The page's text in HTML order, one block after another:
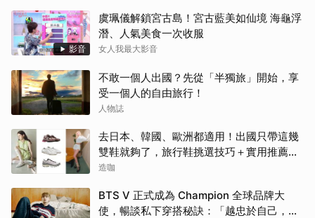
影音
虞珮儀解鎖宮古島！宮古藍美如仙境 海龜浮
潛、人氣美食一次收服
女人我最大影音
不敢一個人出國？先從「半獨旅」開始，享
受一個人的自由旅行！
人物誌
去日本、韓國、歐洲都適用！出國只帶這幾
雙鞋就夠了，旅行鞋挑選技巧＋實用推薦一
次看
造咖
BTS V 正式成為 Champion 全球品牌大
使，暢談私下穿搭秘訣：「越忠於自己，就